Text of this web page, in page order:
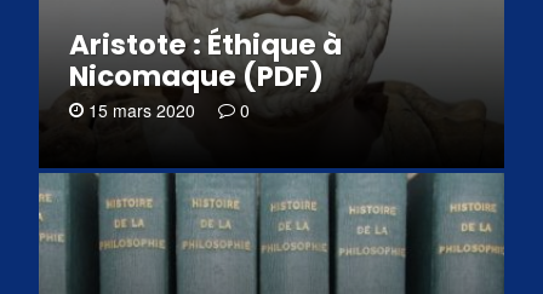
Aristote : Éthique à
Nicomaque (PDF)
15 mars 2020 0